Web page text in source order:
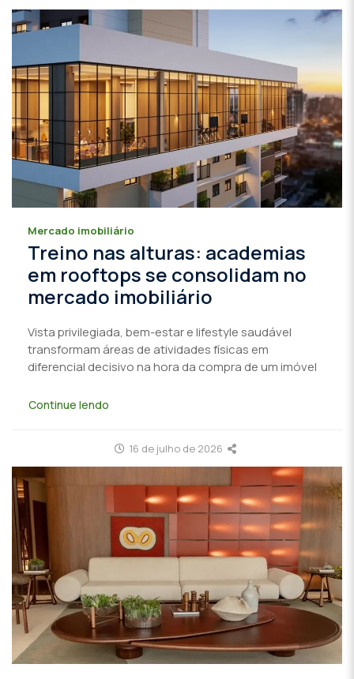
Mercado imobiliário
Treino nas alturas: academias
em rooftops se consolidam no
mercado imobiliário
Vista privilegiada, bem-estar e lifestyle saudável
transformam áreas de atividades físicas em
diferencial decisivo na hora da compra de um imóvel
Continue lendo
16 de julho de 2026